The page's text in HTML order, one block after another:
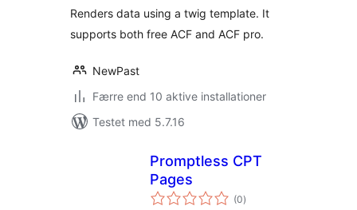
Renders data using a twig template. It
supports both free ACF and ACF pro.
NewPast
Færre end 10 aktive installationer
Testet med 5.7.16
Promptless CPT
Pages
(0totale
bedømmelser
)